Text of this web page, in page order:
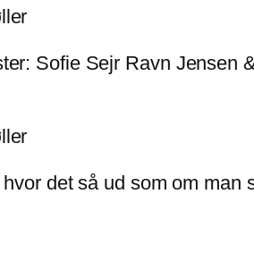
Sofie Sejr Ravn Jensen
det så ud som om